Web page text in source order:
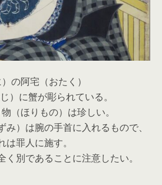
の阿宅（おたく）
）に蟹が彫られている。
（ほりもの）は珍しい。
）は腕の手首に入れるもので、
は罪人に施す。
く別であることに注意したい。